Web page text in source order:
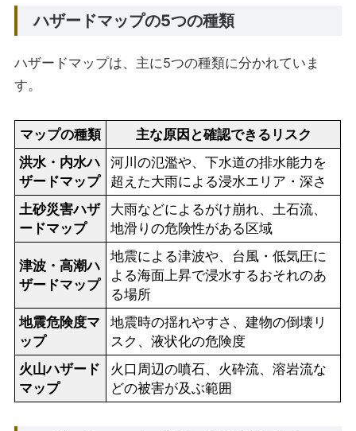
ハザードマップの5つの種類
ハザードマップは、主に5つの種類に分かれていま
す。
マップの種類
主な原因と確認できるリスク
洪水・内水ハ
ザードマップ
河川の氾濫や、下水道の排水能力を
超えた大雨による浸水エリア・深さ
土砂災害ハザ
ードマップ
大雨などによるがけ崩れ、土石流、
地滑りの危険性がある区域
津波・高潮ハ
ザードマップ
地震による津波や、台風・低気圧に
よる海面上昇で浸水するおそれのあ
る場所
地震危険度マ
ップ
地震時の揺れやすさ、建物の倒壊リ
スク、液状化の危険度
火山ハザード
マップ
火口周辺の噴石、火砕流、溶岩流な
どの被害が及ぶ範囲